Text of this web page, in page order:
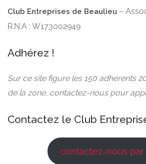
Club Entreprises de Beaulieu –
R.N.A : W173002949
Adhérez !
Sur ce site figure les 150 adhérents
de la zone, contactez-nous pour
Contactez le Club
contactez-nous par